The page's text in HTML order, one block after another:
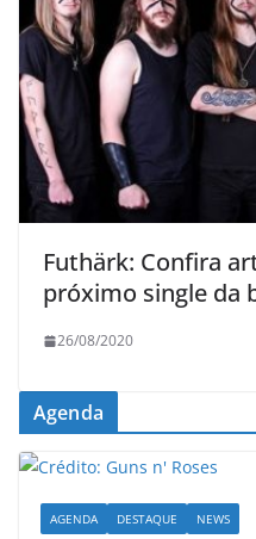
Futhärk: Confira
próximo single da
26/08/2020
Agenda
AGENDA DESTAQUE NEWS